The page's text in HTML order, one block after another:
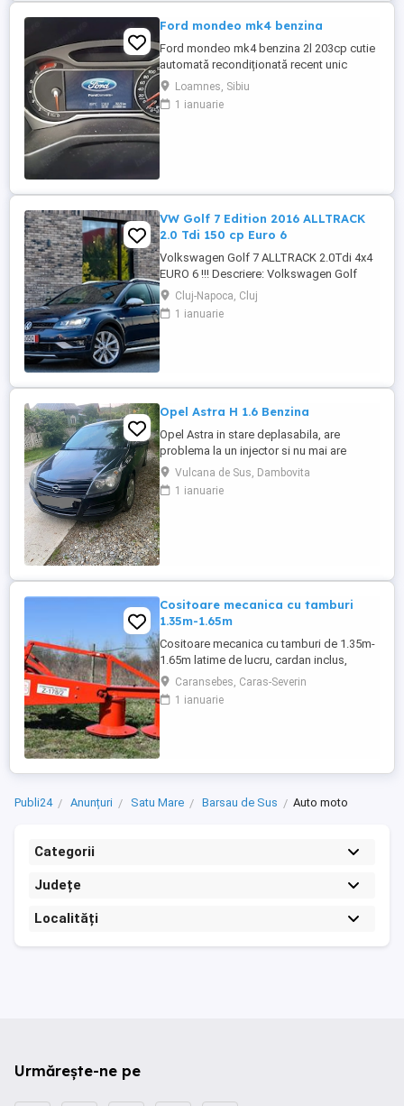
Ford mondeo mk4 benzina
Ford mondeo mk4 benzina 2l 203cp cutie
automată recondiționată recent unic
proprietar estetic 8 10 cu mici defecte
specifice vârstei cutia dotări toate
funcționale se oferă fiscal preț negociabil
Loamnes, Sibiu
1 ianuarie
VW Golf 7 Edition 2016 ALLTRACK
2.0 Tdi 150 cp Euro 6
Volkswagen Golf 7 ALLTRACK 2.0Tdi 4x4
EURO 6 !!! Descriere: Volkswagen Golf
Alltrack 2016, o mașină care îmbină
perfect performanța unui motor de 2.0 TDI
(150CP) cu eficiența și confortul premium.
Cluj-Napoca, Cluj
1 ianuarie
Opel Astra H 1.6 Benzina
Opel Astra in stare deplasabila, are
problema la un injector si nu mai are
putere dar se poate deplasa, pretul este
negociabil la fata locului, masina are si
instalație Gpl omologată.
Vulcana de Sus, Dambovita
1 ianuarie
Cositoare mecanica cu tamburi
1.35m-1.65m
Cositoare mecanica cu tamburi de 1.35m-
1.65m latime de lucru, cardan inclus,
prelata, cheie de cutite Transport in toate
judetele
Caransebes, Caras-Severin
1 ianuarie
Publi24 Anunțuri Satu Mare Barsau de Sus Auto moto
Categorii
Județe
Localități
Urmărește-ne pe